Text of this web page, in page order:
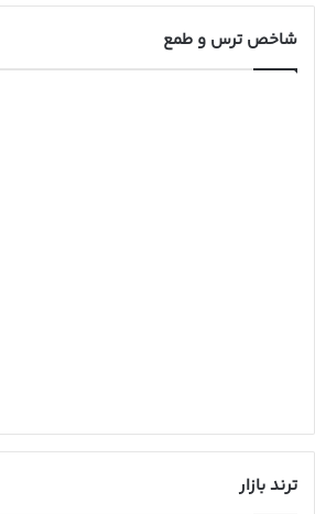
شاخص ترس و طمع
ترند بازار